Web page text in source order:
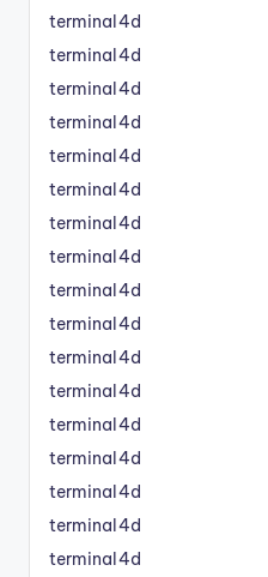
terminal4d
terminal4d
terminal4d
terminal4d
terminal4d
terminal4d
terminal4d
terminal4d
terminal4d
terminal4d
terminal4d
terminal4d
terminal4d
terminal4d
terminal4d
terminal4d
terminal4d